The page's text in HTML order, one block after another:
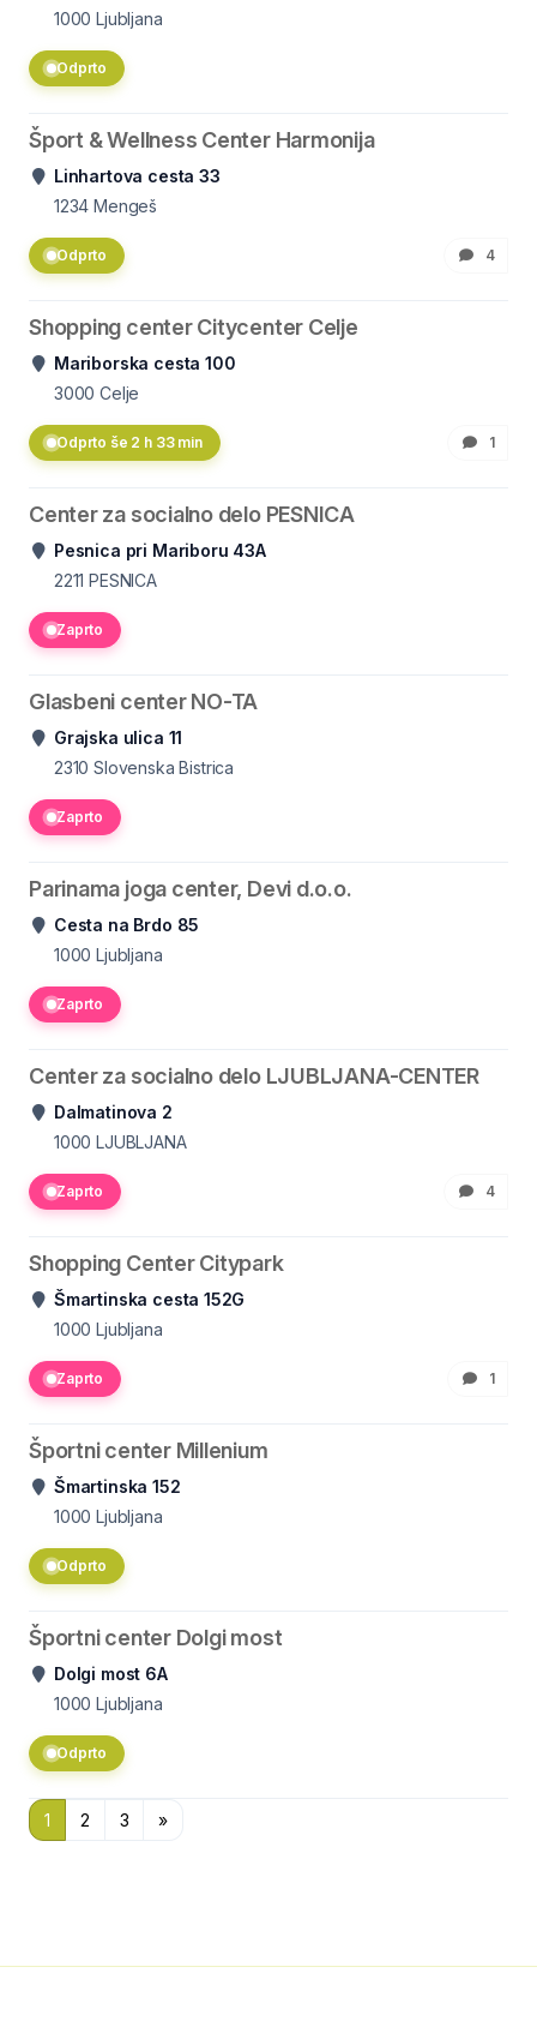
1000 Ljubljana
Odprto
Šport & Wellness Center Harmonija
Linhartova cesta 33
1234 Mengeš
Odprto 4
Shopping center Citycenter Celje
Mariborska cesta 100
3000 Celje
Odprto še 2 h 33 min 1
Center za socialno delo PESNICA
Pesnica pri Mariboru 43A
2211 PESNICA
Zaprto
Glasbeni center NO-TA
Grajska ulica 11
2310 Slovenska Bistrica
Zaprto
Parinama joga center, Devi d.o.o.
Cesta na Brdo 85
1000 Ljubljana
Zaprto
Center za socialno delo LJUBLJANA-CENTER
Dalmatinova 2
1000 LJUBLJANA
Zaprto 4
Shopping Center Citypark
Šmartinska cesta 152G
1000 Ljubljana
Zaprto 1
Športni center Millenium
Šmartinska 152
1000 Ljubljana
Odprto
Športni center Dolgi most
Dolgi most 6A
1000 Ljubljana
Odprto
1 2 3 »